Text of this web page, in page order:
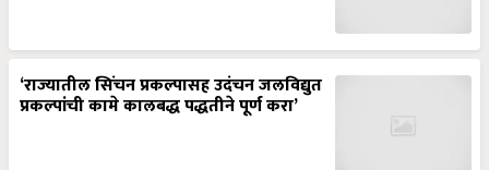
‘राज्यातील सिंचन प्रकल्पासह उदंचन जलविद्युत
प्रकल्पांची कामे कालबद्ध पद्धतीने पूर्ण करा’